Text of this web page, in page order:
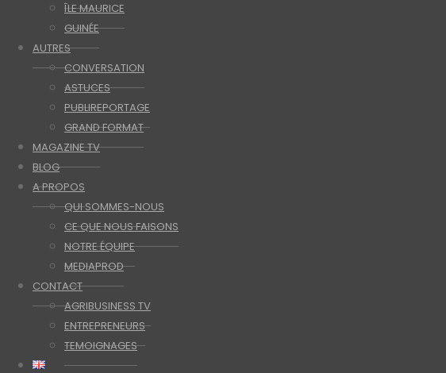
ÎLE MAURICE
GUINÉE
AUTRES
CONVERSATION
ASTUCES
PUBLIREPORTAGE
GRAND FORMAT
MAGAZINE TV
BLOG
A PROPOS
QUI SOMMES-NOUS
CE QUE NOUS FAISONS
NOTRE ÉQUIPE
MEDIAPROD
CONTACT
AGRIBUSINESS TV
ENTREPRENEURS
TEMOIGNAGES